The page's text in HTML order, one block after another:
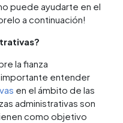
puede ayudarte en el
a continuación!
la fianza
entender
en el ámbito de las
administrativas son
como objetivo